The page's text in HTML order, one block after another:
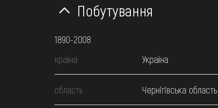
Побутування
1890-2008
країна
Україна
область Чернігівська область